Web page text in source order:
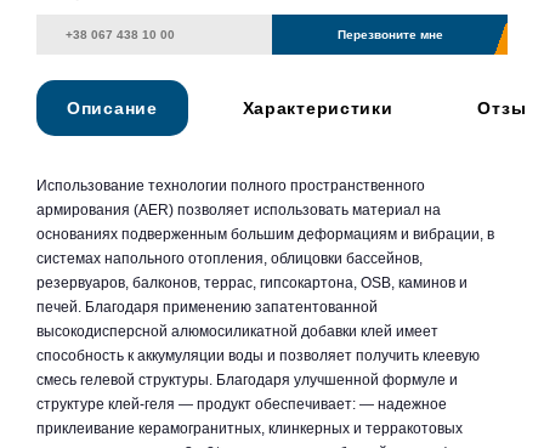
Перезвоните мне
Описание Характеристики
Использование технологии полного пространственного
армирования (AER) позволяет использовать материал на
основаниях подверженным большим деформациям и вибрации, в
системах напольного отопления, облицовки бассейнов,
резервуаров, балконов, террас, гипсокартона, OSB, каминов и
печей. Благодаря применению запатентованной
высокодисперсной алюмосиликатной добавки клей имеет
способность к аккумуляции воды и позволяет получить клеевую
смесь гелевой структуры. Благодаря улучшенной формуле и
структуре клей-геля — продукт обеспечивает: — надежное
приклеивание керамогранитных, клинкерных и терракотовых